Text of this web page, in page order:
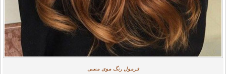
فرمول رنگ موی مسی